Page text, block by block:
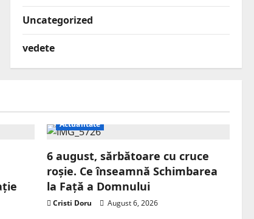
Uncategorized
vedete
Actualitate
6 august, sărbătoare cu cruce
roșie. Ce înseamnă Schimbarea
la Față a Domnului
Cristi Doru August 6, 2026